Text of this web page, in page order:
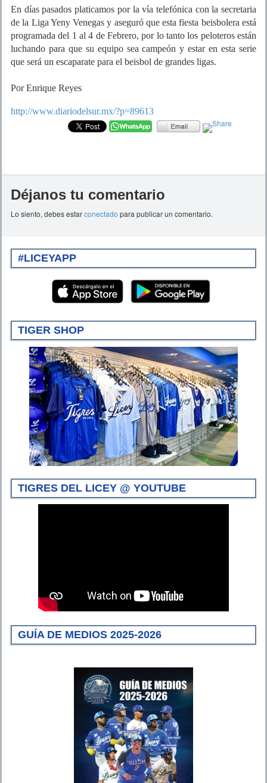
En días pasados platicamos por la vía telefónica con la secretaria
de la Liga Yeny Venegas y aseguró que esta fiesta beisbolera está
programada del 1 al 4 de Febrero, por lo tanto los peloteros están
luchando para que su equipo sea campeón y estar en esta serie
que será un escaparate para el beisbol de grandes ligas.
Por Enrique Reyes
http://www.diariodelsur.mx/?p=89613
Déjanos tu comentario
Lo siento, debes estarconectado para publicar un comentario.
#LICEYAPP
TIGER SHOP
TIGRES DEL LICEY @ YOUTUBE
GUÍA DE MEDIOS 2025-2026